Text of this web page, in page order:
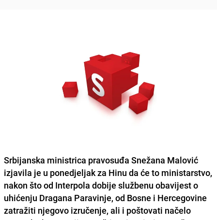
Srbijanska ministrica pravosuđa Snežana Malović
izjavila je u ponedjeljak za Hinu da će to ministarstvo,
nakon što od Interpola dobije službenu obavijest o
uhićenju Dragana Paravinje, od Bosne i Hercegovine
zatražiti njegovo izručenje, ali i poštovati načelo